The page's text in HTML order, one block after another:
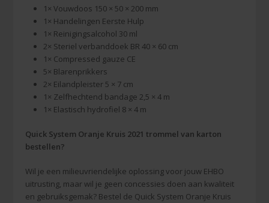
1× Vouwdoos 150 × 50 × 200 mm
1× Handelingen Eerste Hulp
1× Reinigingsalcohol 30 ml
2× Steriel verbanddoek BR 40 × 60 cm
1× Compressed gauze CE
5× Blarenprikkers
2× Eilandpleister 5 × 7 cm
1× Zelfhechtend bandage 2,5 × 4 m
1× Elastisch hydrofiel 8 × 4 m
Quick System Oranje Kruis 2021 trommel van karton
bestellen?
Wil je een milieuvriendelijke oplossing voor jouw EHBO
uitrusting, maar wil je geen concessies doen aan kwaliteit
en gebruiksgemak? Bestel de Quick System Oranje Kruis